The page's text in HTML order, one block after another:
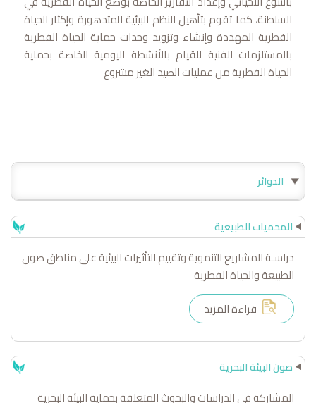
السلطنة، كما تقوم بتأهيل النظم البيئية المتدهورة وإكثار الحياة
الفطرية المهددة وإنشاء وتزويد وحدات حماية الحياة الفطرية
بالمستلزمات الفنية للقيام بالأنشطة اليومية الخاصة بحماية
الحياة الفطرية من عمليات الصيد الغير مشروع
الدوائر
المحميات الطبيعية
دراسـة المشاريع التنموية وتقييم التأثيرات البيئية على مناطق صون
الطبيعة والحياة الفطرية
قراءة المزيد
صون البيئة البحرية
المشاركة في الدراسات والبحوث المتعلقة بحماية البيئة البحرية